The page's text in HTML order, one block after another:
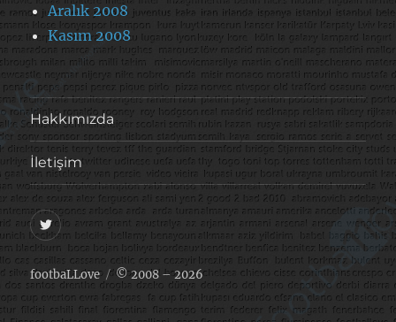
Aralık 2008
Kasım 2008
Hakkımızda
İletişim
@footballove
footbaLLove © 2008 – 2026